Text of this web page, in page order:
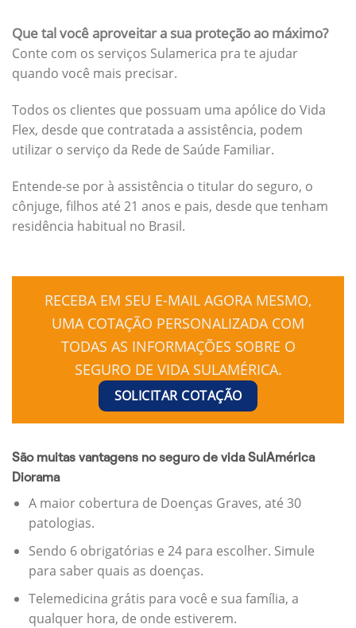
Que tal você aproveitar a sua proteção ao máximo?
Conte com os serviços Sulamerica pra te ajudar
quando você mais precisar.
Todos os clientes que possuam uma apólice do Vida
Flex, desde que contratada a assistência, podem
utilizar o serviço da Rede de Saúde Familiar.
Entende-se por à assistência o titular do seguro, o
cônjuge, filhos até 21 anos e pais, desde que tenham
residência habitual no Brasil.
RECEBA EM SEU E-MAIL AGORA MESMO,
UMA COTAÇÃO PERSONALIZADA COM
TODAS AS INFORMAÇÕES SOBRE O
SEGURO DE VIDA SULAMÉRICA.
SOLICITAR COTAÇÃO
São muitas vantagens no seguro de vida SulAmérica
Diorama
A maior cobertura de Doenças Graves, até 30
patologias.
Sendo 6 obrigatórias e 24 para escolher. Simule
para saber quais as doenças.
Telemedicina grátis para você e sua família, a
qualquer hora, de onde estiverem.